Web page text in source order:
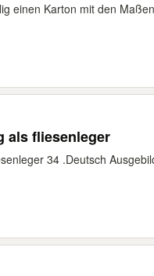
einen Karton mit den
als fliesenleger
34 .Deutsch